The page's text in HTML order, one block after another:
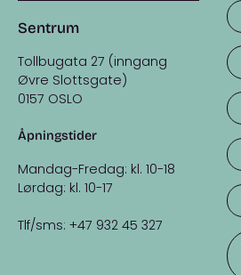
Sentrum
Tollbugata 27 (inngang
Øvre Slottsgate)
0157 OSLO
Åpningstider
Mandag-Fredag: kl. 10-18
Lørdag: kl. 10-17
Tlf/sms: +47 932 45 327